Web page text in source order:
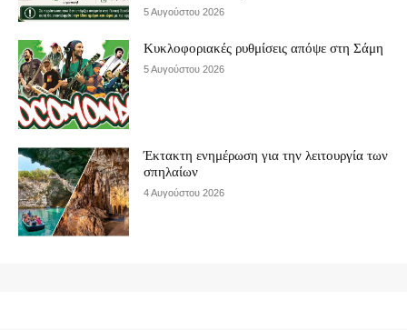
5 Αυγούστου 2026
Κυκλοφοριακές ρυθμίσεις απόψε στη Σάμη
5 Αυγούστου 2026
Έκτακτη ενημέρωση για την λειτουργία των
σπηλαίων
4 Αυγούστου 2026